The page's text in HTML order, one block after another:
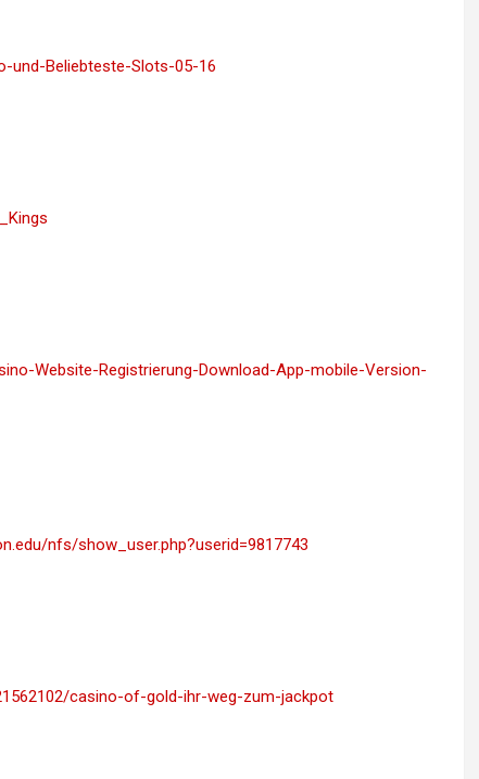
und-Beliebteste-Slots-05-16
Website-Registrierung-Download-App-mobile-Version-
nfs/show_user.php?userid=9817743
casino-of-gold-ihr-weg-zum-jackpot